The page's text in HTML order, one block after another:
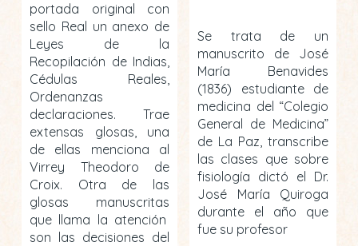
portada original con
sello Real un anexo de
Leyes de la
Recopilación de Indias,
Cédulas Reales,
Ordenanzas
declaraciones. Trae
extensas glosas, una
de ellas menciona al
Virrey Theodoro de
Croix. Otra de las
glosas manuscritas
que llama la atención
son las decisiones del
Se trata de un
manuscrito de José
María Benavides
(1836) estudiante de
medicina del “Colegio
General de Medicina”
de La Paz, transcribe
las clases que sobre
fisiología dictó el Dr.
José María Quiroga
durante el año que
fue su profesor